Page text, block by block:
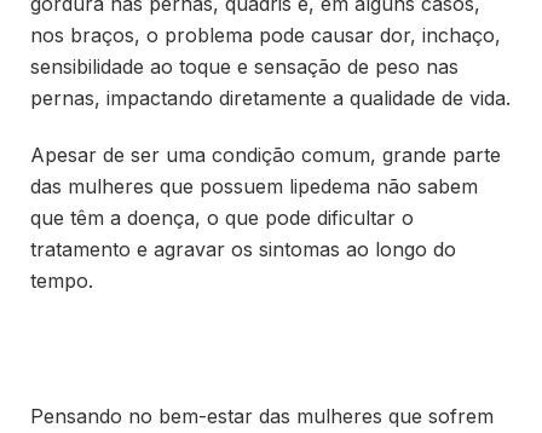
nos braços, o problema pode causar dor, inchaço,
sensibilidade ao toque e sensação de peso nas
pernas, impactando diretamente a qualidade de vida.
Apesar de ser uma condição comum, grande parte
das mulheres que possuem lipedema não sabem
que têm a doença, o que pode dificultar o
tratamento e agravar os sintomas ao longo do
tempo.
Pensando no bem-estar das mulheres que sofrem